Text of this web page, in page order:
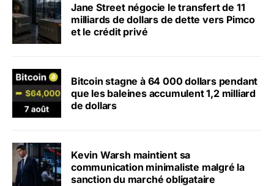
Jane Street négocie le transfert de 11
milliards de dollars de dette vers Pimco
et le crédit privé
Bitcoin stagne à 64 000 dollars pendant
que les baleines accumulent 1,2 milliard
de dollars
Kevin Warsh maintient sa
communication minimaliste malgré la
sanction du marché obligataire